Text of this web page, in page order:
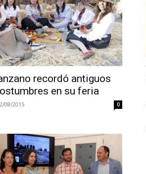
recordó antiguos
en su feria
08/2015 0